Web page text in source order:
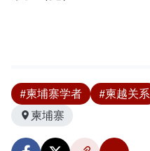
#柬埔寨学者 #柬越关系
柬埔寨